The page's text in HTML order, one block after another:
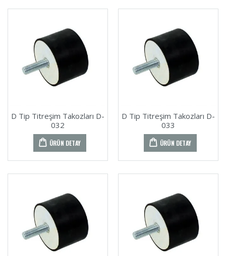
D Tip Titreşim Takozları D-
032
ÜRÜN DETAY
D Tip Titreşim Takozları D-
033
ÜRÜN DETAY